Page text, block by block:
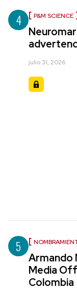
4 P&M SCIENCE
julio 31, 2026
5
Armando
Media
Colombia